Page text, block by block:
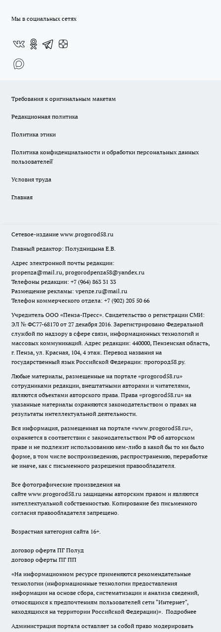
Мы в социальных сетях
Требования к оригинальным макетам
Редакционная политика
Политика этики
Политика конфиденциальности и обработки персональных данных
пользователей̆
Условия труда
Главная
Сетевое-издание www.progorod58.ru
Главный редактор: Полудницына Е.В.
Адрес электронной почты редакции:
propenza@mail.ru, progorodpenza58@yandex.ru
Телефоны редакции: +7 (964) 863 31 33
Размещение рекламы: vpenze.ru@mail.ru
Телефон коммерческого отдела: +7 (902) 205 50 66
Учредитель ООО «Пенза-Пресс». Свидетельство о регистрации СМИ:
ЭЛ № ФС77-68170 от 27 декабря 2016. Зарегистрировано Федеральной
службой по надзору в сфере связи, информационных технологий и
массовых коммуникаций. Адрес редакции: 440000, Пензенская область,
г. Пенза, ул. Красная, 104, 4 этаж. Перевод названия на
государственный язык Российской Федерации: прогород58.ру.
Любые материалы, размещенные на портале «progorod58.ru»
сотрудниками редакции, внештатными авторами и читателями,
являются объектами авторского права. Права «progorod58.ru» на
указанные материалы охраняются законодательством о правах на
результаты интеллектуальной деятельности.
Вся информация, размещенная на портале «www.progorod58.ru»,
охраняется в соответствии с законодательством РФ об авторском
праве и не подлежит использованию кем-либо в какой бы то ни было
форме, в том числе воспроизведению, распространению, переработке
не иначе, как с письменного разрешения правообладателя.
Все фотографические произведения на
сайте www.progorod58.ru защищены авторским правом и являются
интеллектуальной собственностью. Копирование без письменного
согласия правообладателя запрещено.
Возрастная категория сайта 16+.
договор оферта ПГ Полуд
договор оферты ПГ ПП
«На информационном ресурсе применяются рекомендательные
технологии (информационные технологии предоставления
информации на основе сбора, систематизации и анализа сведений,
относящихся к предпочтениям пользователей сети "Интернет",
находящихся на территории Российской Федерации)». Подробнее
Администрация портала оставляет за собой право модерировать